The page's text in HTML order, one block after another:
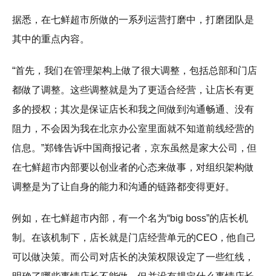
据悉，在七鲜超市所做的一系列运营打磨中，打磨团队是
其中的重点内容。
“首先，我们在管理架构上做了很大调整，包括总部和门店
都做了调整。这些调整就是为了更适合经营，让店长有更
多的授权；其次是保证店长和我之间做到沟通畅通、没有
阻力，不会因为我在北京办公室里面就不知道前线经营的
信息。”郑锋告诉中国商报记者，京东虽然是家大公司，但
在七鲜超市内部要以创业者的心态来做事，对组织架构做
调整是为了让自身的能力和沟通的链路都变得更好。
例如，在七鲜超市内部，有一个名为“big boss”的店长机
制。在该机制下，店长就是门店经营单元的CEO，他自己
可以做决策。而公司对店长的决策权限设定了一些红线，